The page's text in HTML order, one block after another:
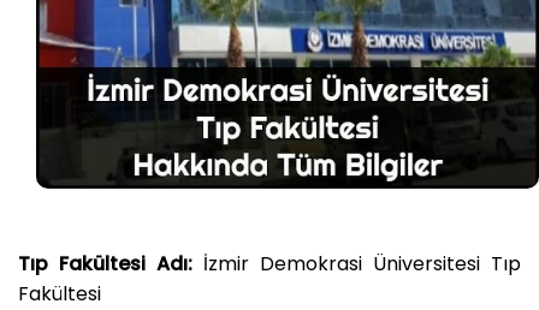
Tıp Fakültesi Adı: İzmir Demokrasi Üniversitesi Tıp
Fakültesi